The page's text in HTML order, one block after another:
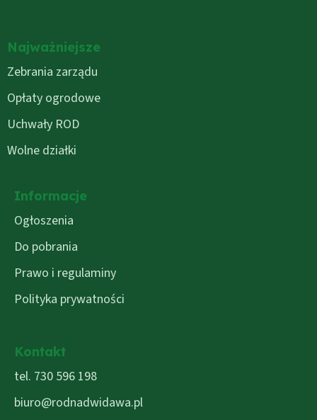
Najważniejsze
Zebrania zarządu
Opłaty ogrodowe
Uchwały ROD
Wolne działki
Informacje
Ogłoszenia
Do pobrania
Prawo i regulaminy
Polityka prywatności
Kontakt
tel. 730 596 198
biuro@rodnadwidawa.pl